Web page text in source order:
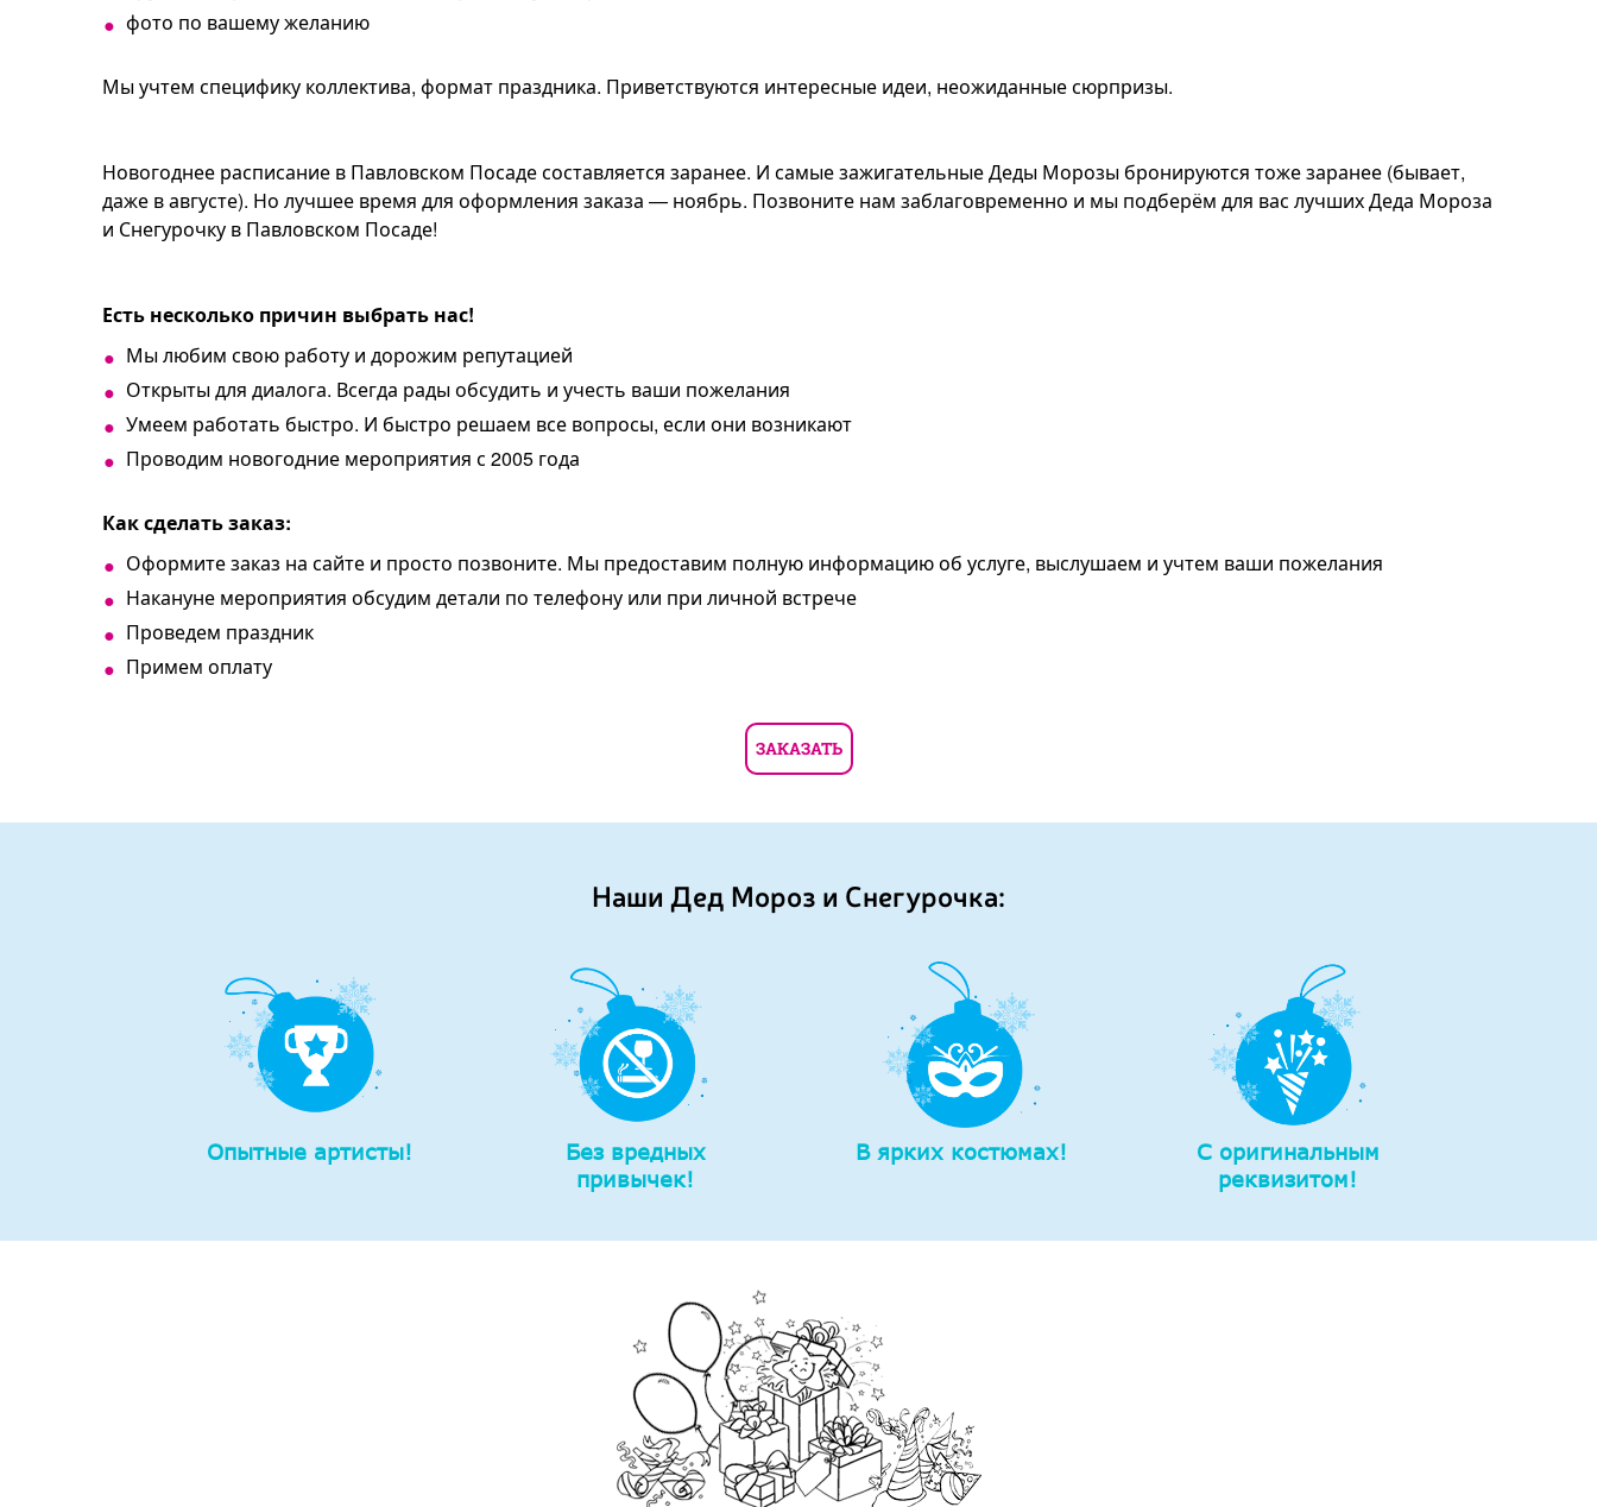
фото по вашему желанию
Мы учтем специфику коллектива, формат праздника. Приветствуются интересные идеи, неожиданные сюрпризы.
Новогоднее расписание в Павловском Посаде составляется заранее. И самые зажигательные Деды Морозы бронируются тоже заранее (бывает,
даже в августе). Но лучшее время для оформления заказа — ноябрь. Позвоните нам заблаговременно и мы подберём для вас лучших Деда Мороза
и Снегурочку в Павловском Посаде!
Есть несколько причин выбрать нас!
Мы любим свою работу и дорожим репутацией
Открыты для диалога. Всегда рады обсудить и учесть ваши пожелания
Умеем работать быстро. И быстро решаем все вопросы, если они возникают
Проводим новогодние мероприятия с 2005 года
Как сделать заказ:
Оформите заказ на сайте и просто позвоните. Мы предоставим полную информацию об услуге, выслушаем и учтем ваши пожелания
Накануне мероприятия обсудим детали по телефону или при личной встрече
Проведем праздник
Примем оплату
ЗАКАЗАТЬ
Наши Дед Мороз и Снегурочка:
Опытные артисты!
Без вредных
привычек!
В ярких костюмах!
С оригинальным
реквизитом!